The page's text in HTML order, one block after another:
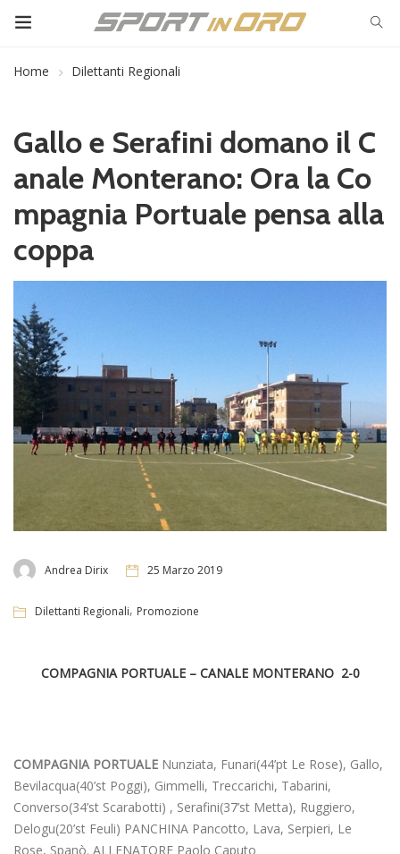
Home Dilettanti Regionali
Gallo e Serafini domano il C
anale Monterano: Ora la Co
mpagnia Portuale pensa alla
coppa
Andrea Dirix 25 Marzo 2019
Dilettanti Regionali, Promozione
COMPAGNIA PORTUALE – CANALE MONTERANO 2-0
COMPAGNIA PORTUALE Nunziata, Funari(44’pt Le Rose), Gallo,
Bevilacqua(40’st Poggi), Gimmelli, Treccarichi, Tabarini,
Converso(34’st Scarabotti) , Serafini(37’st Metta), Ruggiero,
Delogu(20’st Feuli) PANCHINA Pancotto, Lava, Serpieri, Le
Rose, Spanò. ALLENATORE Paolo Caputo